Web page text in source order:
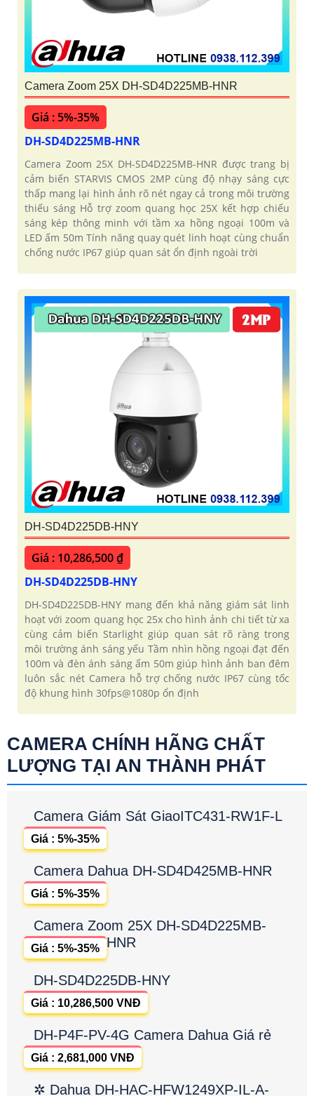
Camera Zoom 25X DH-SD4D225MB-HNR
Giá : 5%-35%
DH-SD4D225MB-HNR
Camera Zoom 25X DH-SD4D225MB-HNR được trang bị
cảm biến STARVIS CMOS 2MP cùng độ nhạy sáng cực
thấp mang lại hình ảnh rõ nét ngay cả trong môi trường
thiếu sáng Hỗ trợ zoom quang học 25X kết hợp chiếu
sáng kép thông minh với tầm xa hồng ngoại 100m và
LED ấm 50m Tính năng quay quét linh hoạt cùng chuẩn
chống nước IP67 giúp quan sát ổn định ngoài trời
DH-SD4D225DB-HNY
Giá : 10,286,500 ₫
DH-SD4D225DB-HNY
DH-SD4D225DB-HNY mang đến khả năng giám sát linh
hoạt với zoom quang học 25x cho hình ảnh chi tiết từ xa
cùng cảm biến Starlight giúp quan sát rõ ràng trong
môi trường ánh sáng yếu Tầm nhìn hồng ngoại đạt đến
100m và đèn ánh sáng ấm 50m giúp hình ảnh ban đêm
luôn sắc nét Camera hỗ trợ chống nước IP67 cùng tốc
độ khung hình 30fps@1080p ổn định
CAMERA CHÍNH HÃNG CHẤT
LƯỢNG TẠI AN THÀNH PHÁT
Camera Giám Sát GiaoITC431-RW1F-L
Giá : 5%-35%
Camera Dahua DH-SD4D425MB-HNR
Giá : 5%-35%
Camera Zoom 25X DH-SD4D225MB-
HNR
Giá : 5%-35%
DH-SD4D225DB-HNY
Giá : 10,286,500 VNĐ
DH-P4F-PV-4G Camera Dahua Giá rẻ
Giá : 2,681,000 VNĐ
✲ Dahua DH-HAC-HFW1249XP-IL-A-